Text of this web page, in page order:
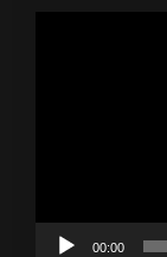
00:00